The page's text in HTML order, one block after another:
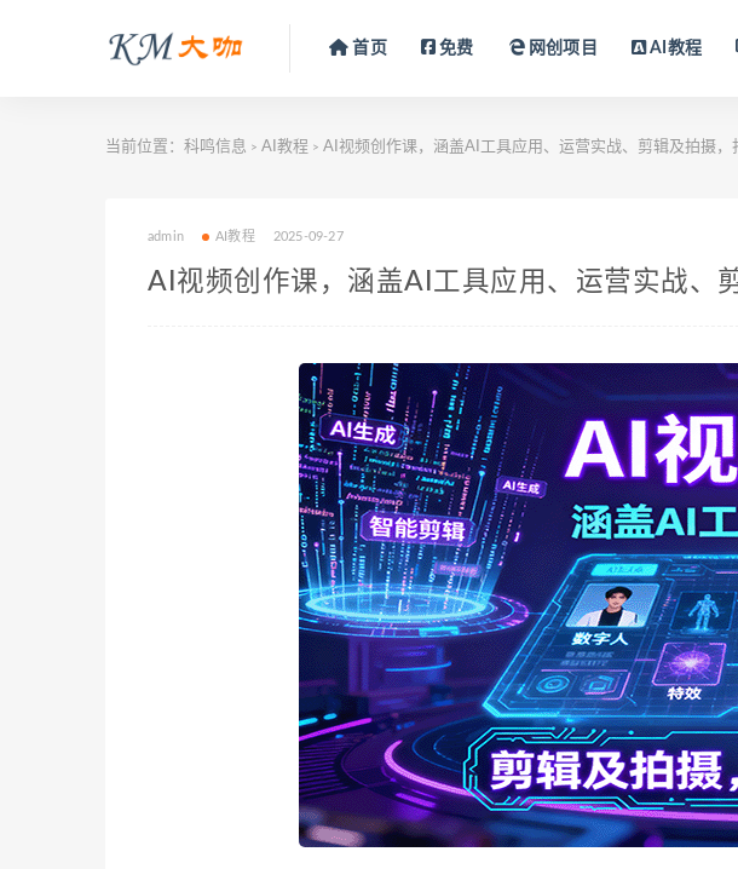
首页 免费 网创项目 AI教程
当前位置： 科鸣信息 > AI教程 > AI视频创作课，涵盖AI工具应用、运营实战、剪辑及拍摄
admin AI教程 2025-09-27
AI视频创作课，涵盖AI工具应用、运营实战、